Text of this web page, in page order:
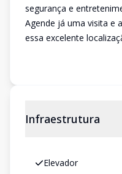
segurança e
Agende já uma visita e
essa excelente
Infraestrutura
Elevador